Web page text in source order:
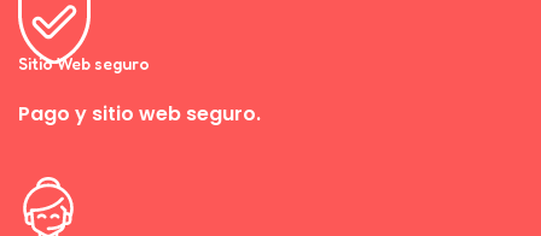
Sitio Web seguro
Pago y sitio web seguro.